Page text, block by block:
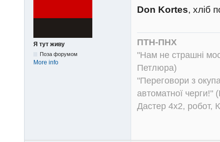
Я тут живу
Поза форумом
More info
Don Kortes, хліб
ПТН-ПНХ
"Нам не страшні
Петлюра)
"Переговори з
автоматної черги!"
Дастер 4х2, робот,